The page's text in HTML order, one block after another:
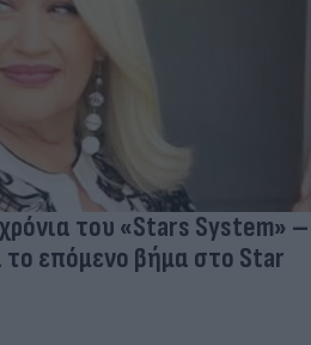
του «Stars System» –
επόμενο βήμα στο Star